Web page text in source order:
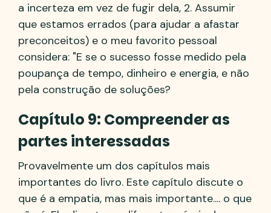
a incerteza em vez de fugir dela, 2. Assumir
que estamos errados (para ajudar a afastar
preconceitos) e o meu favorito pessoal
considera: "E se o sucesso fosse medido pela
poupança de tempo, dinheiro e energia, e não
pela construção de soluções?
Capítulo 9: Compreender as
partes interessadas
Provavelmente um dos capítulos mais
importantes do livro. Este capítulo discute o
que é a empatia, mas mais importante.... o que